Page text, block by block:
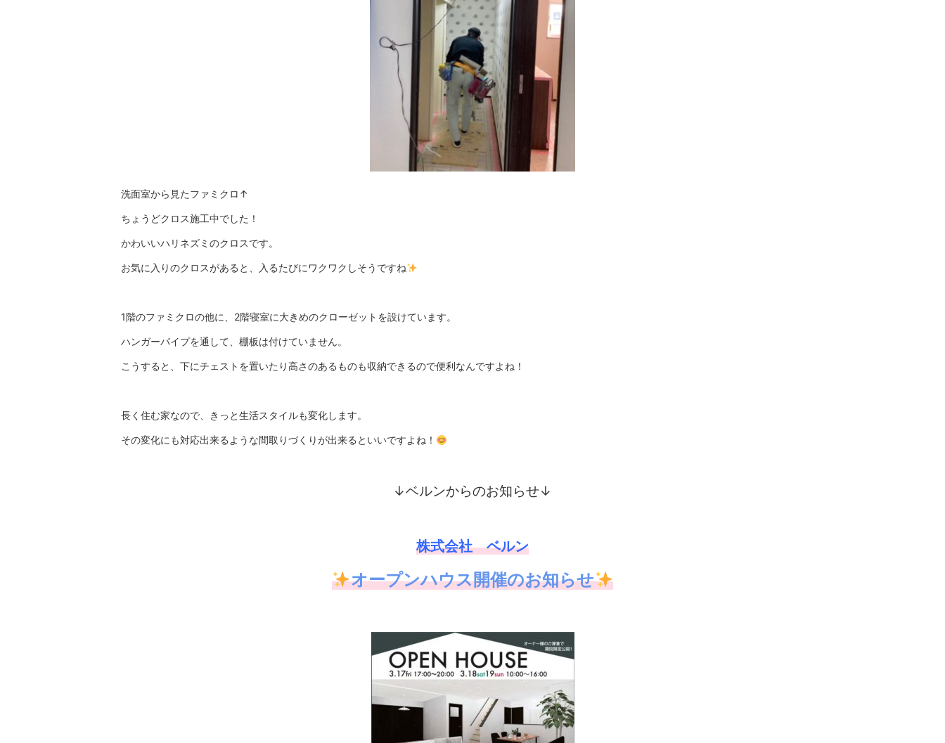
洗面室から見たファミクロ↑
ちょうどクロス施工中でした！
かわいいハリネズミのクロスです。
お気に入りのクロスがあると、入るたびにワクワクしそうですね
1階のファミクロの他に、2階寝室に大きめのクローゼットを設けています。
ハンガーパイプを通して、棚板は付けていません。
こうすると、下にチェストを置いたり高さのあるものも収納できるので便利なんですよね！
長く住む家なので、きっと生活スタイルも変化します。
その変化にも対応出来るような間取りづくりが出来るといいですよね！
↓ベルンからのお知らせ↓
株式会社 ベルン
オープンハウス開催のお知らせ